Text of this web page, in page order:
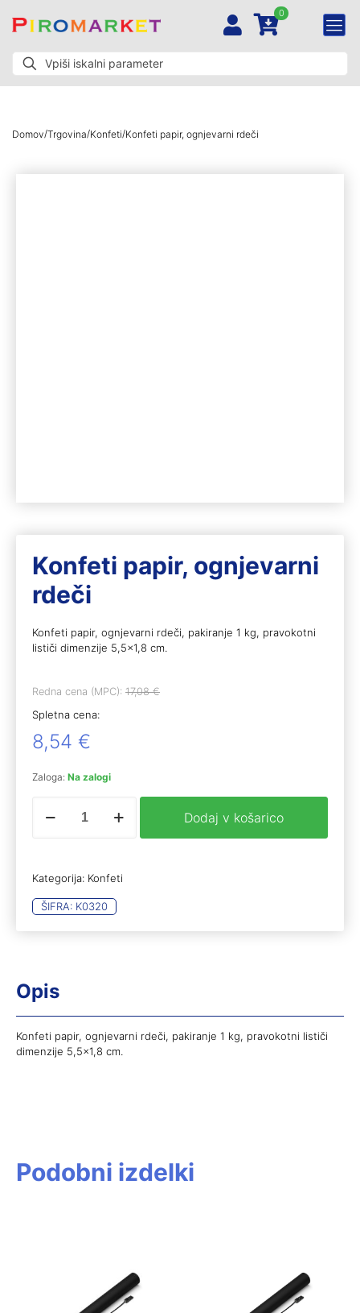
0
Domov/Trgovina/Konfeti/Konfeti papir, ognjevarni rdeči
Konfeti papir, ognjevarni
rdeči
Konfeti papir, ognjevarni rdeči, pakiranje 1 kg, pravokotni
lističi dimenzije 5,5×1,8 cm.
Redna cena (MPC): 17,08€
Spletna cena:
8,54 €
Zaloga: Na zalogi
papir,
Dodaj v košarico
Kategorija: Konfeti
ŠIFRA: K0320
Opis
Konfeti papir, ognjevarni rdeči, pakiranje 1 kg, pravokotni lističi
dimenzije 5,5×1,8 cm.
Podobni izdelki